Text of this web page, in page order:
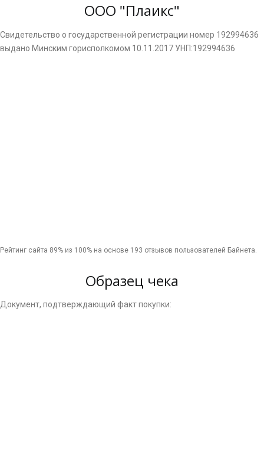
ООО "Плаикс"
Свидетельство о государственной регистрации номер 192994636
выдано Минским горисполкомом 10.11.2017 УНП:192994636
Рейтинг сайта 89% из 100% на основе 193 отзывов пользователей Байнета.
Образец чека
Документ, подтверждающий факт покупки: